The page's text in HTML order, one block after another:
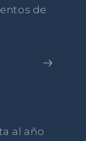
de
al año